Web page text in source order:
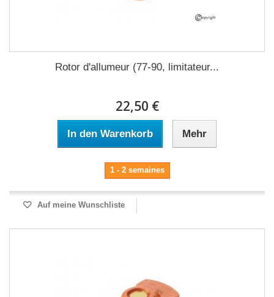
Rotor d'allumeur (77-90, limitateur...
22,50 €
In den Warenkorb Mehr
1 - 2 semaines
Auf meine Wunschliste